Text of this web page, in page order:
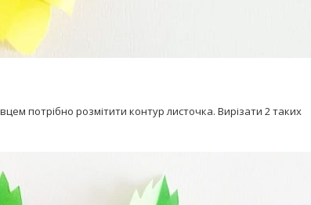
потрібно розмітити контур листочка. Вирізати 2 таких